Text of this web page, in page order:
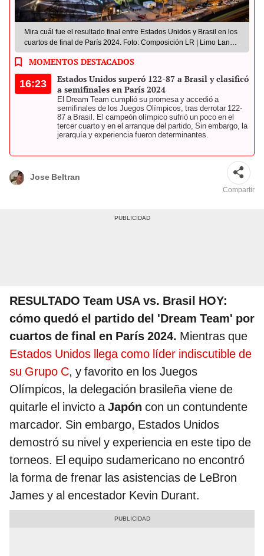
Mira cuál fue el resultado final entre Estados Unidos y Brasil en los
cuartos de final de París 2024. Foto: Composición LR | Limo Lane |
USA Basketball | CBB
MOMENTOS DESTACADOS
16:23
Estados Unidos superó 122-87 a Brasil y clasificó
a semifinales en París 2024
El Dream Team cumplió su promesa y accedió a
semifinales de los Juegos Olímpicos, tras derrotar 122-
87 a Brasil. El campeón olímpico sufrió un poco en el
tercer cuarto y en el arranque del partido, Sin embargo, la
jerarquía y experiencia fueron determinantes.
Jose Beltran
Compartir
RESULTADO Team USA vs. Brasil HOY:
cómo quedó el partido del 'Dream Team' por
cuartos de final en París 2024. Mientras que
Estados Unidos llega como líder indiscutible de
su Grupo C, y favorito en los Juegos
Olímpicos, la delegación brasileña viene de
quitarle el invicto a Japón con un contundente
marcador. Sin embargo, Estados Unidos
demostró su nivel y experiencia en este tipo de
torneos. El equipo sudamericano no encontró
la forma de frenar las asistencias de LeBron
James y al encestador Kevin Durant.